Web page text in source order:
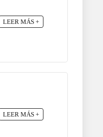
LEER MÁS +
LEER MÁS +